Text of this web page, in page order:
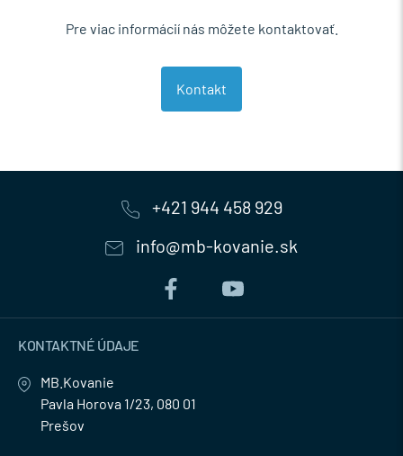
Pre viac informácií nás môžete kontaktovať.
Kontakt
+421 944 458 929
info@mb-kovanie.sk
KONTAKTNÉ ÚDAJE
MB.Kovanie
Pavla Horova 1/23, 080 01
Prešov